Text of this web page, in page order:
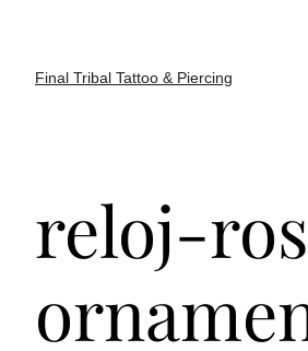
Final Tribal Tattoo & Piercing
reloj-